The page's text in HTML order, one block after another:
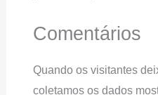
Comentários
Quando os visitantes
coletamos os dados